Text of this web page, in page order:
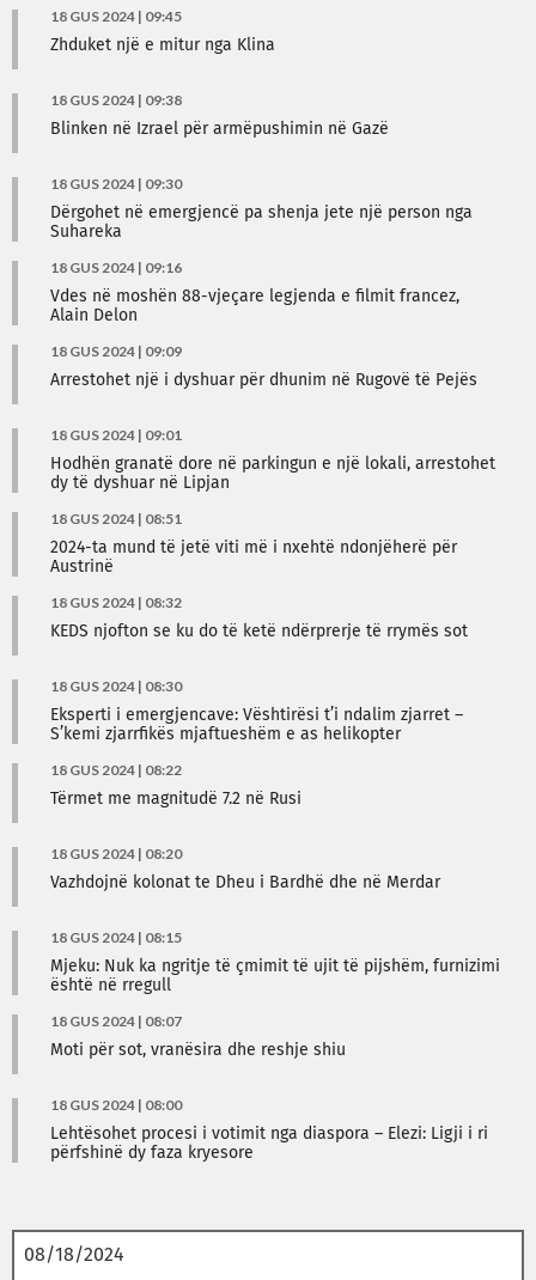
18 GUS 2024 | 09:45
Zhduket një e mitur nga Klina
18 GUS 2024 | 09:38
Blinken në Izrael për armëpushimin në Gazë
18 GUS 2024 | 09:30
Dërgohet në emergjencë pa shenja jete një person nga
Suhareka
18 GUS 2024 | 09:16
Vdes në moshën 88-vjeçare legjenda e filmit francez,
Alain Delon
18 GUS 2024 | 09:09
Arrestohet një i dyshuar për dhunim në Rugovë të Pejës
18 GUS 2024 | 09:01
Hodhën granatë dore në parkingun e një lokali, arrestohet
dy të dyshuar në Lipjan
18 GUS 2024 | 08:51
2024-ta mund të jetë viti më i nxehtë ndonjëherë për
Austrinë
18 GUS 2024 | 08:32
KEDS njofton se ku do të ketë ndërprerje të rrymës sot
18 GUS 2024 | 08:30
Eksperti i emergjencave: Vështirësi t’i ndalim zjarret –
S’kemi zjarrfikës mjaftueshëm e as helikopter
18 GUS 2024 | 08:22
Tërmet me magnitudë 7.2 në Rusi
18 GUS 2024 | 08:20
Vazhdojnë kolonat te Dheu i Bardhë dhe në Merdar
18 GUS 2024 | 08:15
Mjeku: Nuk ka ngritje të çmimit të ujit të pijshëm, furnizimi
është në rregull
18 GUS 2024 | 08:07
Moti për sot, vranësira dhe reshje shiu
18 GUS 2024 | 08:00
Lehtësohet procesi i votimit nga diaspora – Elezi: Ligji i ri
përfshinë dy faza kryesore